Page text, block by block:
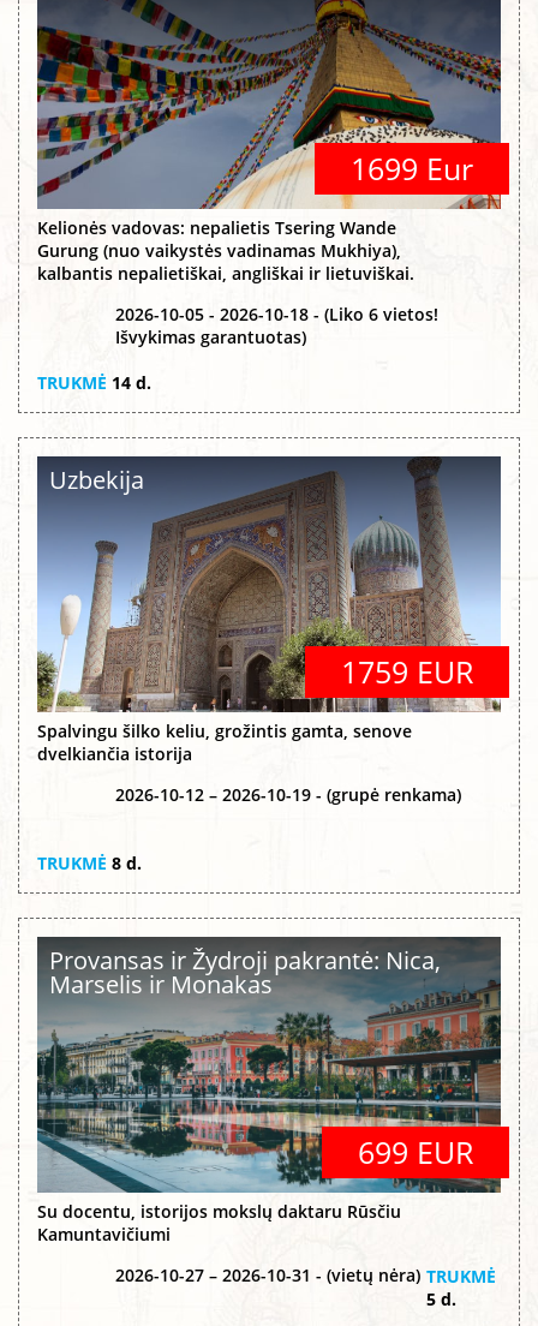
1699 Eur
Kelionės vadovas: nepalietis Tsering Wande
Gurung (nuo vaikystės vadinamas Mukhiya),
kalbantis nepalietiškai, angliškai ir lietuviškai.
2026-10-05 - 2026-10-18 - (Liko 6 vietos!
Išvykimas garantuotas)
TRUKMĖ 14 d.
Uzbekija
1759 EUR
Spalvingu šilko keliu, grožintis gamta, senove
dvelkiančia istorija
2026-10-12 – 2026-10-19 - (grupė renkama)
TRUKMĖ 8 d.
Provansas ir Žydroji pakrantė: Nica,
Marselis ir Monakas
699 EUR
Su docentu, istorijos mokslų daktaru Rūsčiu
Kamuntavičiumi
2026-10-27 – 2026-10-31 - (vietų nėra) TRUKMĖ
5 d.